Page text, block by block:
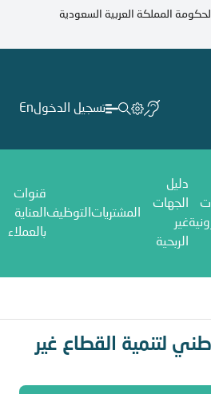
المملكة العربية السعودية
تسجيل الدخولEn
دليل
الجهات
غير
الربحية
المشتريات التوظيف
قنوات
العناية
بالعملاء
القطاع غير الربحي
لتنمية القطاع غير